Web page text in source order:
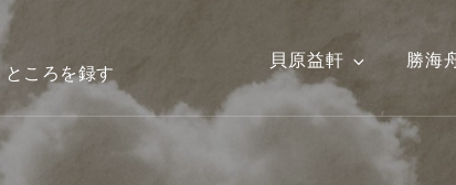
ころを録す
貝原益軒 勝海